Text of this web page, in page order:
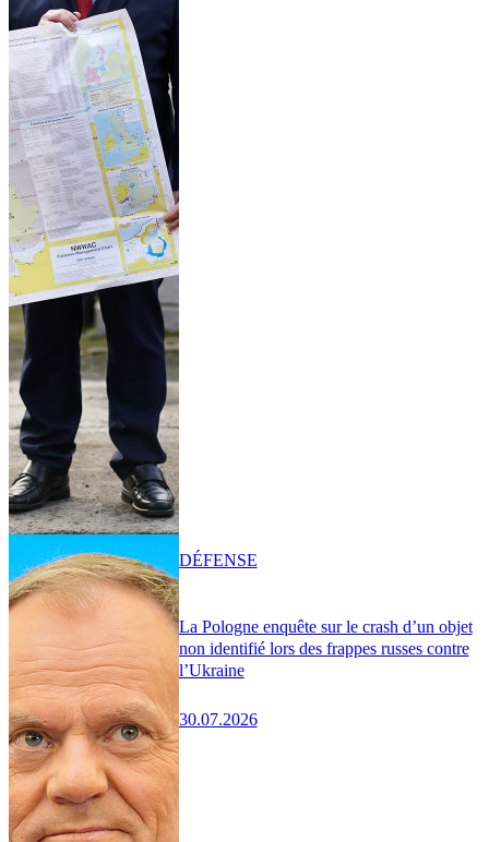
La Pologne enquête sur le crash d’un objet
non identifié lors des frappes russes contre
l’Ukraine
30.07.2026
DÉFENSE